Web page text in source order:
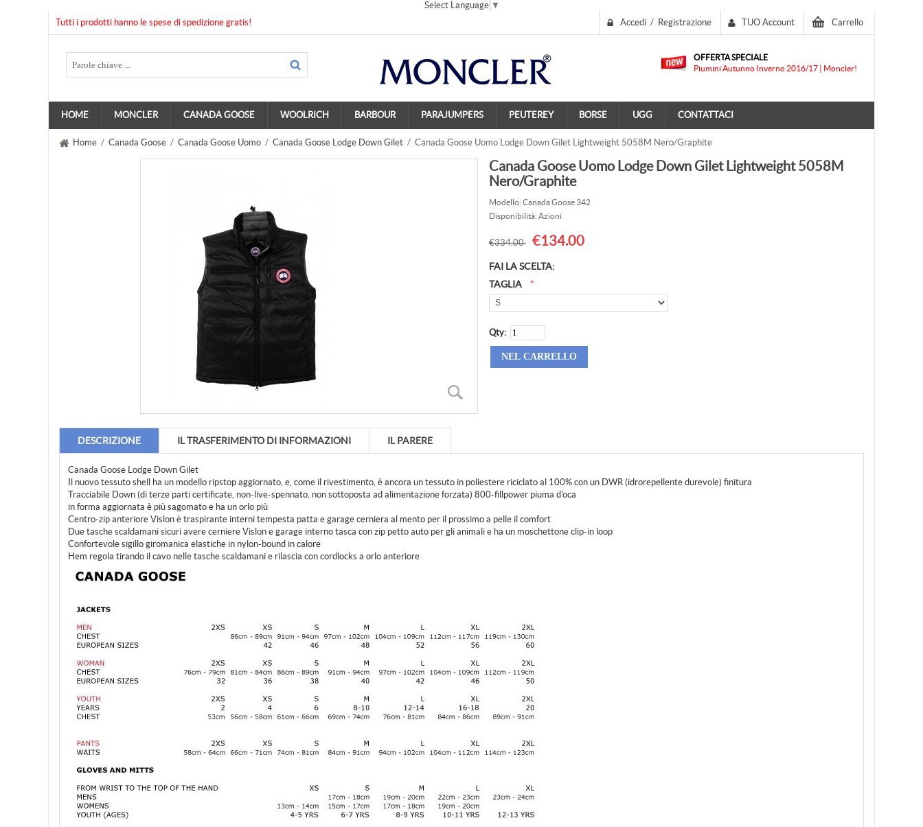
Select Language ▼
Tutti i prodotti hanno le spese di spedizione gratis!
Carrello
TUO Account
Accedi / Registrazione
OFFERTA SPECIALE
Piumini Autunno Inverno 2016/17 | Moncler!
HOME MONCLER CANADA GOOSE WOOLRICH BARBOUR PARAJUMPERS PEUTEREY BORSE UGG CONTATTACI
Home / Canada Goose / Canada Goose Uomo / Canada Goose Lodge Down Gilet / Canada Goose Uomo Lodge Down Gilet Lightweight 5058M Nero/Graphite
Canada Goose Uomo Lodge Down Gilet Lightweight 5058M
Nero/Graphite
Modello: Canada Goose 342
Disponibilità: Azioni
€334.00 €134.00
FAI LA SCELTA:
TAGLIA
*
Qty:
DESCRIZIONE IL TRASFERIMENTO DI INFORMAZIONI IL PARERE
Canada Goose Lodge Down Gilet
Il nuovo tessuto shell ha un modello ripstop aggiornato, e, come il rivestimento, è ancora un tessuto in poliestere riciclato al 100% con un DWR (idrorepellente durevole) finitura
Tracciabile Down (di terze parti certificate, non-live-spennato, non sottoposta ad alimentazione forzata) 800-fillpower piuma d'oca
in forma aggiornata è più sagomato e ha un orlo più
Centro-zip anteriore Vislon è traspirante interni tempesta patta e garage cerniera al mento per il prossimo a pelle il comfort
Due tasche scaldamani sicuri avere cerniere Vislon e garage interno tasca con zip petto auto per gli animali e ha un moschettone clip-in loop
Confortevole sigillo giromanica elastiche in nylon-bound in calore
Hem regola tirando il cavo nelle tasche scaldamani e rilascia con cordlocks a orlo anteriore